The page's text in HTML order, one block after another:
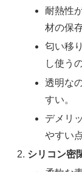
耐熱性
材の保
匂い移
し使う
透明な
すい。
デメリ
やすい
シリコン密